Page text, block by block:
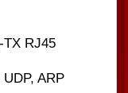
TX RJ45
ARP,